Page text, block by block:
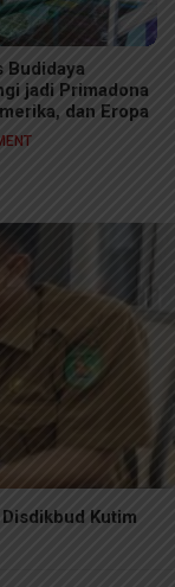
Budidaya
jadi Primadona
dan Eropa
Kutim